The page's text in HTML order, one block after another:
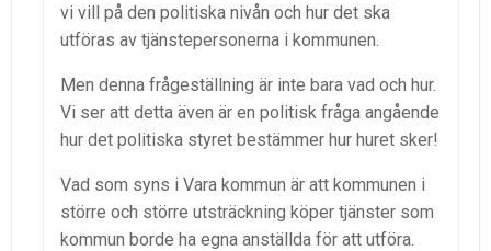
vi vill på den politiska nivån och hur det ska
utföras av tjänstepersonerna i kommunen.
Men denna frågeställning är inte bara vad och hur.
Vi ser att detta även är en politisk fråga angående
hur det politiska styret bestämmer hur huret sker!
Vad som syns i Vara kommun är att kommunen i
större och större utsträckning köper tjänster som
kommun borde ha egna anställda för att utföra.